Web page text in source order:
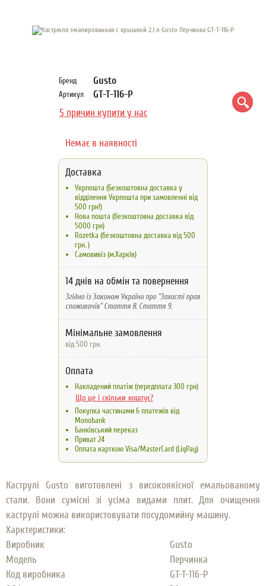
Бренд Gusto
Артикул
GT-T-116-P
5 причин купити у нас
Немає в наявності
Доставка
Укрпошта (Безкоштовна доставка у
відділення Укрпошта при замовленні від
500 грн!)
Нова пошта (безкоштовна доставка від
5000 грн)
Rozetka (безкоштовна доставка вiд 500
грн. )
Самовивіз (м.Харків)
14 днів на обмін та повернення
Згідно із Законом України про "Захисті прав
споживачів" Стаття 8. Стаття 9.
Мінімальне замовлення
від 500 грн.
Оплата
Накладений платіж (передплата 300 грн)
Що це і скільки коштує?
Покупка частинами 6 платежів від
Monobank
Банківський переказ
Приват 24
Оплата карткою Visa/MasterCard (LiqPay)
Каструлі Gusto виготовлені з високоякісної емальованому
стали. Вони сумісні зі усіма видами плит. Для очищення
каструлі можна використовувати посудомийну машину.
Харктеристики:
Виробник
Gusto
Модель
Перчинка
Код виробника
GT-T-116-P